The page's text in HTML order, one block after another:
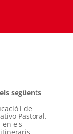
següents
i de
Pastoral.
en els